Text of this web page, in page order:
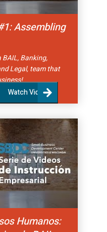
Assembling
Banking,
Legal, team that
Watch Video
Humanos: